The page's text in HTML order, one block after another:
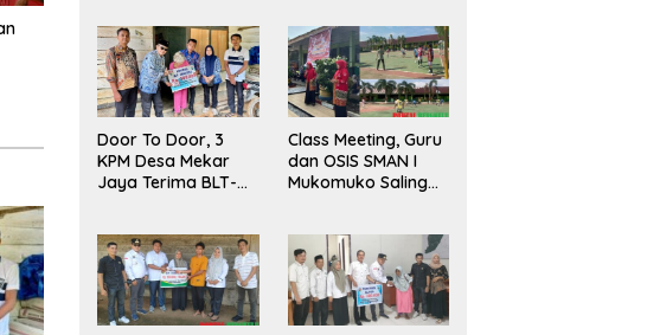
Door To Door, 3
KPM Desa Mekar
Jaya Terima BLT-
Class Meeting, Guru
dan OSIS SMAN I
Mukomuko Saling